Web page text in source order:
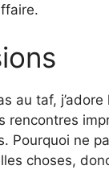
au taf,
rencontres
Pourquoi ne
choses,